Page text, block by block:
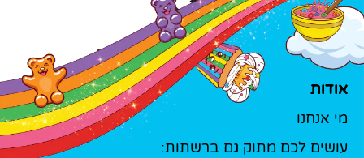
אודות
מי אנחנו
עושים לכם מתוק גם ברשתות: